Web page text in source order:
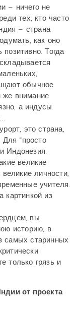
– ничего не
тех, кто часто
– страна
как оно
Тогда
обычное
внимание
а индусы
это страна,
“просто
Индонезия.
великие
личности,
учителя.
картинкой из
вы
историю, в
самых старинных
только грязь и
от проекта